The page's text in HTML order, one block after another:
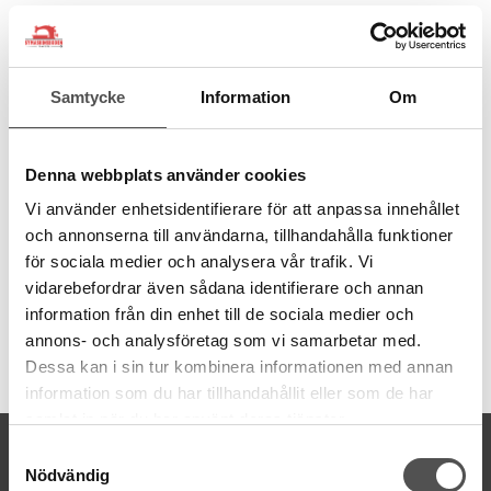
Samtycke Information Om
Denna webbplats använder cookies
Vi använder enhetsidentifierare för att anpassa innehållet
och annonserna till användarna, tillhandahålla funktioner
för sociala medier och analysera vår trafik. Vi
vidarebefordrar även sådana identifierare och annan
information från din enhet till de sociala medier och
annons- och analysföretag som vi samarbetar med.
Dessa kan i sin tur kombinera informationen med annan
information som du har tillhandahållit eller som de har
Nödvändig
Satinband på metervara ljusrosa 10mm
Ett blankt och följsamt satinband av 100% polyester som bland
annat kan användas till midjeband till klänningar, för att knyta runt
kransar, för att hänga julkulor och för att slå in paket.
bandet så de smälter.
Material: 100% polyester
Bredd: 10 mm
Bandet säljs per meter.
Artikelnummer:
bf350110400
kontakt@symaskinsboden.se